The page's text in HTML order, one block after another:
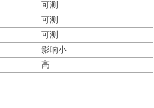
可测
可测
可测
影响小
高